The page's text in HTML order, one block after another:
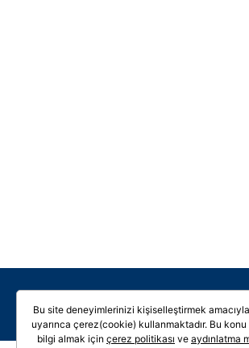
Bu site deneyimlerinizi kişiselleştirmek
uyarınca çerez(cookie) kullanmaktadır. Bu konu
bilgi almak için çerez politikası ve aydınlatma